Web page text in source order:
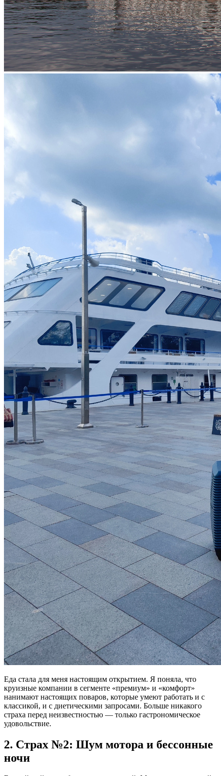
Еда стала для меня настоящим открытием. Я поняла, что
круизные компании в сегменте «премиум» и «комфорт»
нанимают настоящих поваров, которые умеют работать и с
классикой, и с диетическими запросами. Больше никакого
страха перед неизвестностью — только гастрономическое
удовольствие.
2. Страх №2: Шум мотора и бессонные
ночи